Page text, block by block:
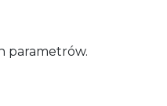
parametrów.